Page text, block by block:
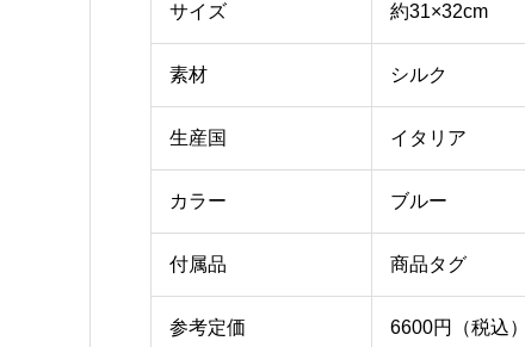
サイズ 約31×32cm
素材 シルク
生産国 イタリア
カラー ブルー
付属品 商品タグ
参考定価 6600円（税込）